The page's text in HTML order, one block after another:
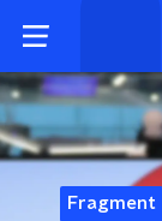
Fragment